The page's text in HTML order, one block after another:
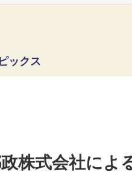
ックス
政株式会社によ